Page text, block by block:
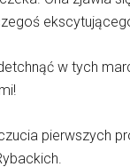
w tych
pierwszych